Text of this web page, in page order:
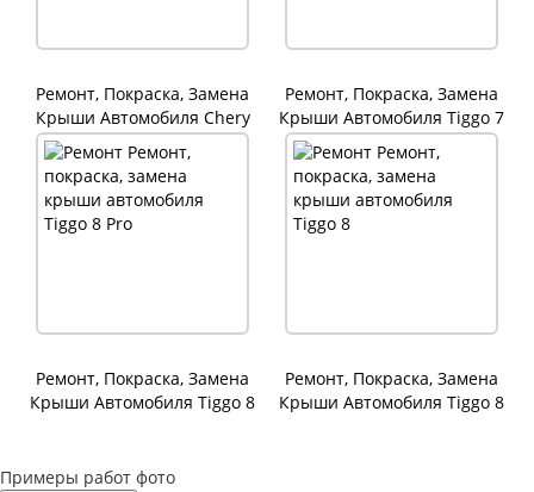
Ремонт, Покраска, Замена
Крыши Автомобиля Chery
Tiggo 4
Ремонт, Покраска, Замена
Крыши Автомобиля Tiggo 7
Pro
Ремонт, Покраска, Замена
Крыши Автомобиля Tiggo 8
Ремонт, Покраска, Замена
Крыши Автомобиля Tiggo 8
Примеры работ фото